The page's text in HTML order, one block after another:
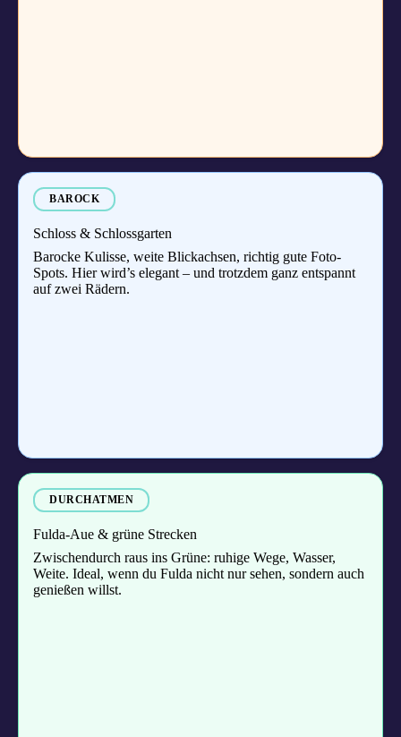
BAROCK
Schloss & Schlossgarten
Barocke Kulisse, weite Blickachsen, richtig gute Foto-
Spots. Hier wird’s elegant – und trotzdem ganz entspannt
auf zwei Rädern.
DURCHATMEN
Fulda-Aue & grüne Strecken
Zwischendurch raus ins Grüne: ruhige Wege, Wasser,
Weite. Ideal, wenn du Fulda nicht nur sehen, sondern auch
genießen willst.